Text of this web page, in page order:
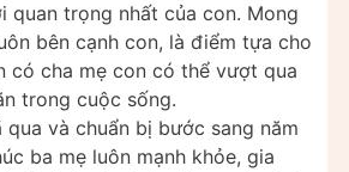
quan trọng nhất của con. Mong
bên cạnh con, là điểm tựa cho
có cha mẹ con có thể vượt qua
trong cuộc sống.
qua và chuẩn bị bước sang năm
ba mẹ luôn mạnh khỏe, gia